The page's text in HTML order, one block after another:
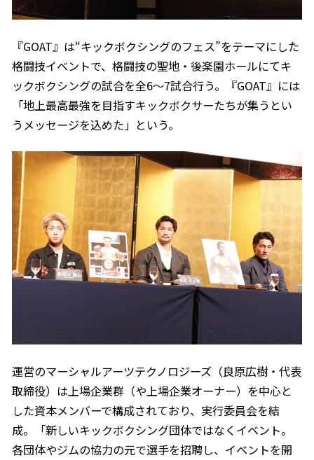
『GOAT』は“キックボクシングのフェス”をテーマにした
格闘技イベントで、格闘技の聖地・後楽園ホールにてキ
ックボクシングの試合を全6～7試合行う。『GOAT』には
「地上最高最強を目指すキックボクサーたちが集うとい
うメッセージを込めた」という。
運営のマーシャルアーツテクノロジーズ（良原広樹・代表
取締役）は上場企業群（や上場企業オーナー）を中心と
した資本メンバーで構成されており、実行委員会を結
成。「新しいキックボクシング団体ではなくイベント。
各団体やジムの協力の元で選手を招聘し、イベントを開